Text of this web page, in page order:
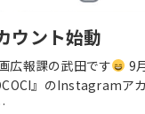
ウント始動
広報課の武田です
9
』のInstagramア